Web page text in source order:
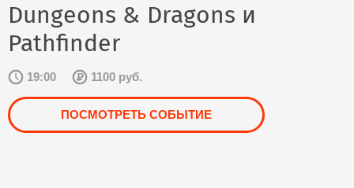
Dungeons & Dragons и
Pathfinder
19:00 1100 руб.
ПОСМОТРЕТЬ СОБЫТИЕ